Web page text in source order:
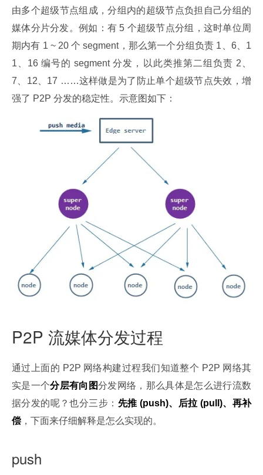
由多个超级节点组成，分组内的超级节点负担自己分组的
媒体分片分发。例如：有 5 个超级节点分组，这时单位周
期内有 1 ~ 20 个 segment，那么第一个分组负责 1、6、1
1、16 编号的 segment 分发，以此类推第二组负责 2、
7、12、17 ……这样做是为了防止单个超级节点失效，增
强了 P2P 分发的稳定性。示意图如下：
P2P 流媒体分发过程
通过上面的 P2P 网络构建过程我们知道整个 P2P 网络其
实是一个分层有向图分发网络，那么具体是怎么进行流数
据分发的呢？也分三步： 先推 (push)、后拉 (pull)、再补
偿 ，下面来仔细解释是怎么实现的。
push